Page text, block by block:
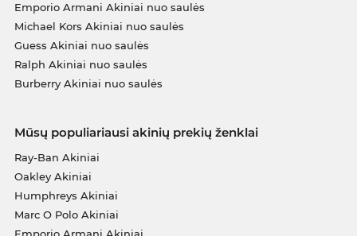
Emporio Armani Akiniai nuo saulės
Michael Kors Akiniai nuo saulės
Guess Akiniai nuo saulės
Ralph Akiniai nuo saulės
Burberry Akiniai nuo saulės
Mūsų populiariausi akinių prekių ženklai
Ray-Ban Akiniai
Oakley Akiniai
Humphreys Akiniai
Marc O Polo Akiniai